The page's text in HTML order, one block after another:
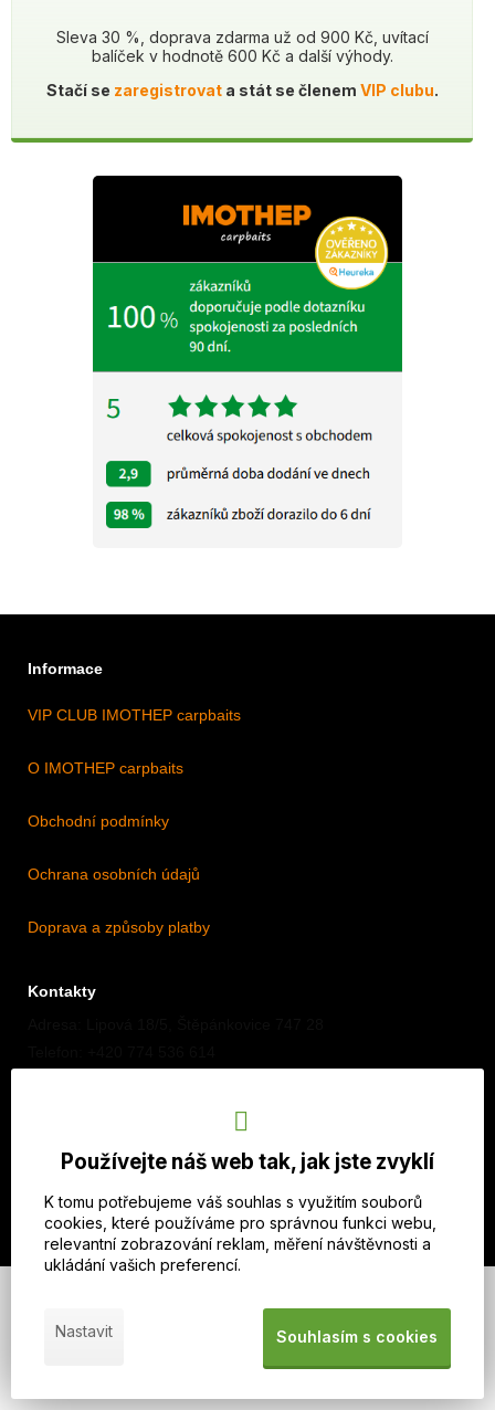
Sleva 30 %, doprava zdarma už od 900 Kč, uvítací
balíček v hodnotě 600 Kč a další výhody.
Stačí se zaregistrovata stát se členem VIP clubu.
Informace
VIP CLUB IMOTHEP carpbaits
O IMOTHEP carpbaits
Obchodní podmínky
Ochrana osobních údajů
Doprava a způsoby platby
Kontakty
Náš Instagram
Používejte náš web tak, jak jste zvyklí
K tomu potřebujeme váš souhlas s využitím souborů
cookies, které používáme pro správnou funkci webu,
relevantní zobrazování reklam, měření návštěvnosti a
ukládání vašich preferencí.
Nastavit Souhlasím s cookies